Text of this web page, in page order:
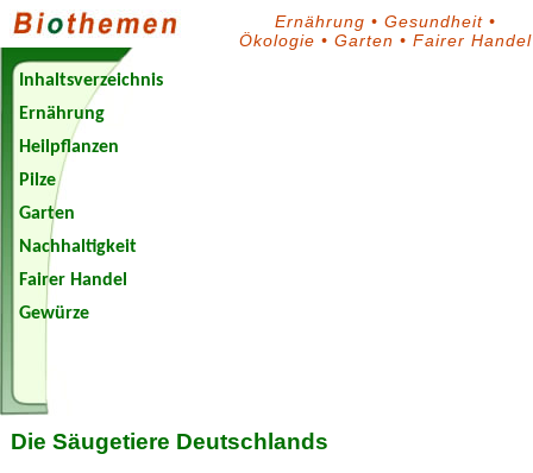
Ernährung • Gesundheit•
Ökologie • Garten • Fairer Handel
Inhaltsverzeichnis
Ernährung
Heilpflanzen
Pilze
Garten
Nachhaltigkeit
Fairer Handel
Gewürze
Die Säugetiere Deutschlands